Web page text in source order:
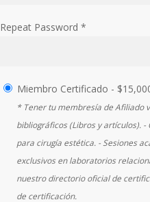
Repeat Password *
Miembro Certificado - $
* Tener tu membresía de Afiliado
bibliográficos (Libros y artículos).
para cirugía estética. - Sesiones
exclusivos en laboratorios
nuestro directorio oficial de
de certificación.